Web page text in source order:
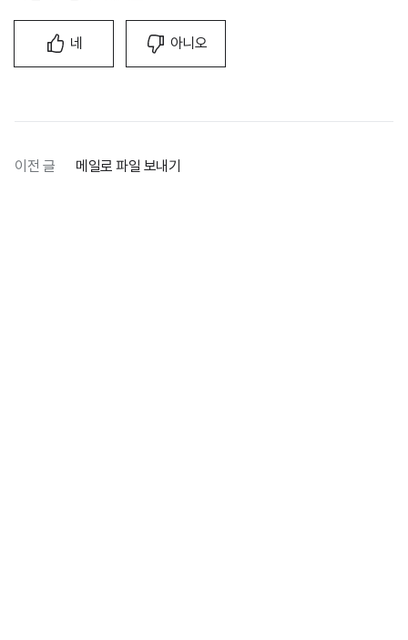
네 아니오
이전 글 메일로 파일 보내기